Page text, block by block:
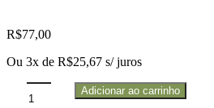
R$77,00
Ou 3x de R$25,67 s/ juros
Adicionar ao carrinho